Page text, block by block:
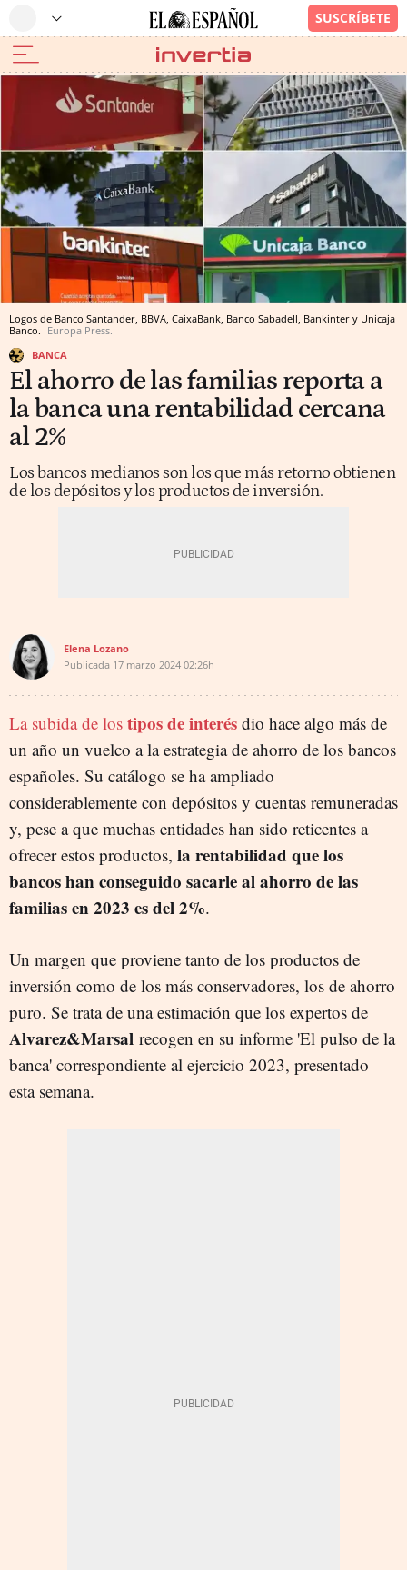
Logos de Banco Santander, BBVA, CaixaBank, Banco Sabadell, Bankinter y Unicaja
Banco. Europa Press.
BANCA
El ahorro de las familias reporta a
la banca una rentabilidad cercana
al 2%
Los bancos medianos son los que más retorno obtienen
de los depósitos y los productos de inversión.
Elena Lozano
Publicada 17 marzo 2024 02:26h
La subida de los tipos de interés dio hace algo más de
un año un vuelco a la estrategia de ahorro de los bancos
españoles. Su catálogo se ha ampliado
considerablemente con depósitos y cuentas remuneradas
y, pese a que muchas entidades han sido reticentes a
ofrecer estos productos, la rentabilidad que los
bancos han conseguido sacarle al ahorro de las
familias en 2023 es del 2%.
Un margen que proviene tanto de los productos de
inversión como de los más conservadores, los de ahorro
puro. Se trata de una estimación que los expertos de
Alvarez&Marsal recogen en su informe 'El pulso de la
banca' correspondiente al ejercicio 2023, presentado
esta semana.